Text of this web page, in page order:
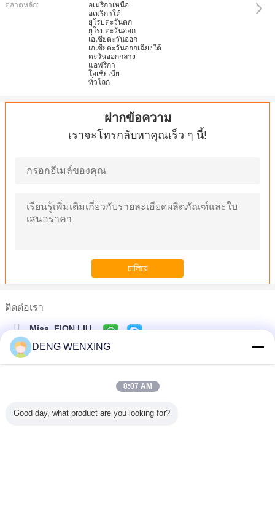
ตลาดหลัก:
อเมริกาเหนือ
อเมริกาใต้
ยุโรปตะวันตก
ยุโรปตะวันออก
เอเชียตะวันออก
เอเชียตะวันออกเฉียงใต้
ตะวันออกกลาง
แอฟริกา
โอเชียเนีย
ทั่วโลก
ฝากข้อความ
เราจะโทรกลับหาคุณเร็ว ๆ นี้!
ติดต่อเรา
Miss. FION LIU
โทรศัพท์ : 0086-13802959131-13924029131
สีเหลือง U801 กระบอกไฮดรอลิกซีลก้าน FU0279-F0 IDI 25 * 35
ชิ้นส่วนรถขุดก้านไฮดรอลิคซีล FU1089-F3 IDI 100 * 120 * 12 มม.
DENG WENXING
8:07 AM
Good day, what product are you looking for?